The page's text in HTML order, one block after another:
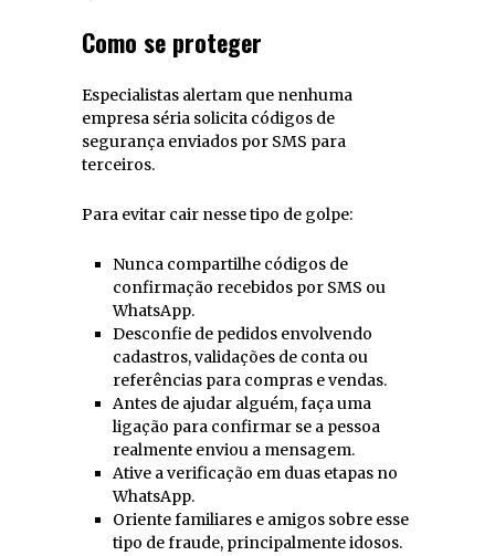
Como se proteger
Especialistas alertam que nenhuma
empresa séria solicita códigos de
segurança enviados por SMS para
terceiros.
Para evitar cair nesse tipo de golpe:
Nunca compartilhe códigos de
confirmação recebidos por SMS ou
WhatsApp.
Desconfie de pedidos envolvendo
cadastros, validações de conta ou
referências para compras e vendas.
Antes de ajudar alguém, faça uma
ligação para confirmar se a pessoa
realmente enviou a mensagem.
Ative a verificação em duas etapas no
WhatsApp.
Oriente familiares e amigos sobre esse
tipo de fraude, principalmente idosos.